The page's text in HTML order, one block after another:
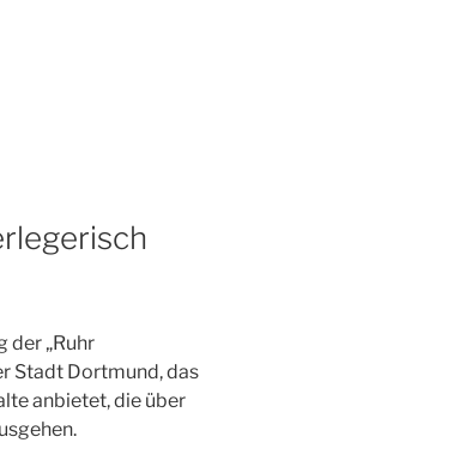
der „Ruhr
Stadt Dortmund, das
anbietet, die über